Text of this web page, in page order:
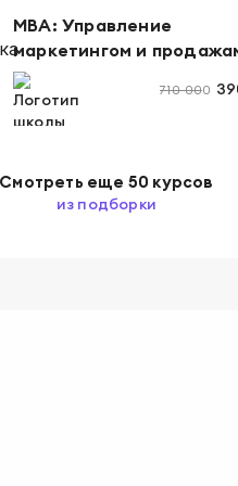
МВА: Управление
маркетингом и
710 000
Смотреть еще 50 курсов
из подборки